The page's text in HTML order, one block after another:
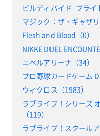
ビルディバイド -ブライ
マジック：ザ・ギャザ
Flesh and Blood（0）
NIKKE DUEL
ニベルアリーナ（34）
プロ野球カードゲーム
ウィクロス（1983）
ラブライブ！シリーズ
（119）
ラブライブ！スクール